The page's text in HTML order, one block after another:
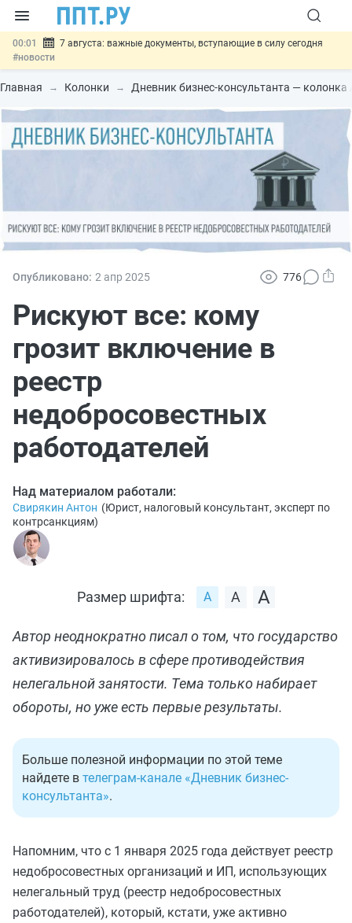
00:01
7 августа: важные документы, вступающие в силу сегодня
#новости
06.08 Минпромторг предложил запретить смешанные лоты
электроники в госзакупках#новости
недружественных стран
06.08
Возврат денег за риелторские услуги при недействительных
сделках: инициатива#новости
Обеспечительный платёж СПОТ могут заменить
Главная Колонки Дневник бизнес-консультанта —
Опубликовано: 2 апр 2025 776
Рискуют все: кому
грозит включение в
реестр
недобросовестных
работодателей
Над материалом работали:
Свирякин Антон (Юрист, налоговый консультант, эксперт по
контрсанкциям)
Размер шрифта:
Автор неоднократно писал о том, что государство
активизировалось в сфере противодействия
нелегальной занятости. Тема только набирает
обороты, но уже есть первые результаты.
Больше полезной информации по этой теме
найдете в телеграм-канале «Дневник бизнес-
консультанта».
Напомним, что с 1 января 2025 года действует реестр
недобросовестных организаций и ИП, использующих
нелегальный труд (реестр недобросовестных
работодателей), который, кстати, уже активно